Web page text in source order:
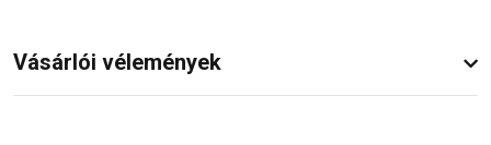
Vásárlói vélemények